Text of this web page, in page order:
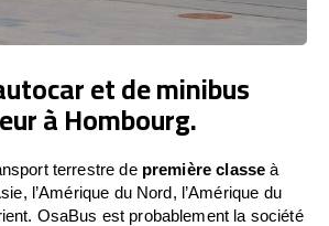
et de minibus
à Hombourg.
terrestre de première classe à
l’Amérique du Nord, l’Amérique du
OsaBus est probablement la société